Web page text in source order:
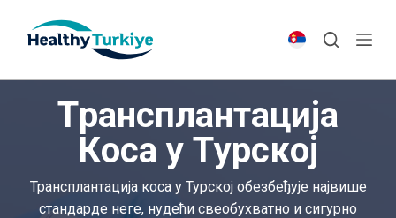
p
Трансплантација
Коса у Турској
Трансплантација коса у Турској обезбеђује највише
стандарде неге, нудећи свеобухватно и сигурно